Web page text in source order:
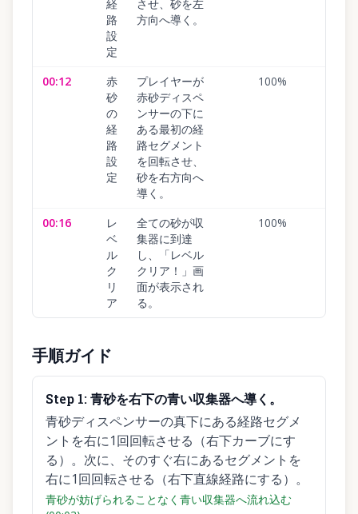
経
路
設
定
させ、砂を左
方向へ導く。
00:12
赤
砂
の
経
路
設
定
プレイヤーが
赤砂ディスペ
ンサーの下に
ある最初の経
路セグメント
を回転させ、
砂を右方向へ
導く。
100%
00:16
レ
ベ
ル
ク
リ
ア
全ての砂が収
集器に到達
し、「レベル
クリア！」画
面が表示され
る。
100%
手順ガイド
Step 1:青砂を右下の青い収集器へ導く。
青砂ディスペンサーの真下にある経路セグメ
ントを右に1回回転させる（右下カーブにす
る）。次に、そのすぐ右にあるセグメントを
右に1回回転させる（右下直線経路にする）。
青砂が妨げられることなく青い収集器へ流れ込む